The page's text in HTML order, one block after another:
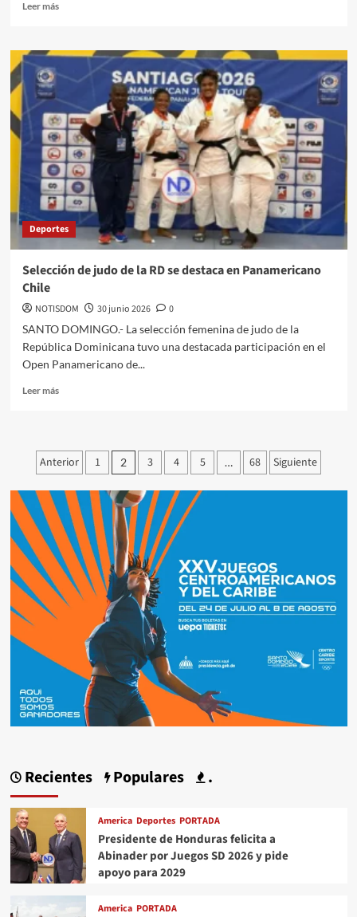
Leer más
Deportes
Selección de judo de la RD se destaca en Panamericano
Chile
NOTISDOM 30 junio 2026
0
SANTO DOMINGO.- La selección femenina de judo de la
República Dominicana tuvo una destacada participación en el
Open Panamericano de...
Leer más
Anterior 1 2 3 4 5 … 68 Siguiente
Recientes Populares .
America Deportes PORTADA
Presidente de Honduras felicita a
Abinader por Juegos SD 2026 y pide
apoyo para 2029
America PORTADA